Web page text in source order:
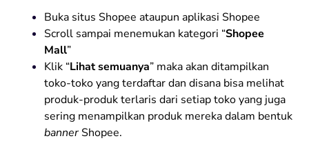
Buka situs Shopee ataupun aplikasi Shopee
Scroll sampai menemukan kategori “Shopee
Mall”
Klik “Lihat semuanya” maka akan ditampilkan
toko-toko yang terdaftar dan disana bisa melihat
produk-produk terlaris dari setiap toko yang juga
sering menampilkan produk mereka dalam bentuk
banner Shopee.